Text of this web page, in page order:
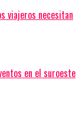
viajeros necesitan
en el suroeste